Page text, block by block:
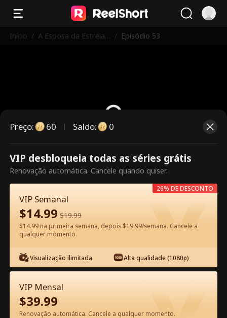
Início / A Esposa da Estrela
/ Episódio 53
Este episódio é pago. Desbloqueie
para assistir.
60
Preço: 60 Saldo: 0
VIP desbloqueia todas as séries grátis
Renovação automática. Cancele quando quiser.
VIP Semanal
$14.99 $19.99
$14.99 na primeira semana, depois $19.99/semana. Cancele a
qualquer momento.
Visualização ilimitada Alta qualidade (1080p)
26% DE DESCONTO
VIP Mensal
$39.99
Renovação automática. Cancele a qualquer momento.